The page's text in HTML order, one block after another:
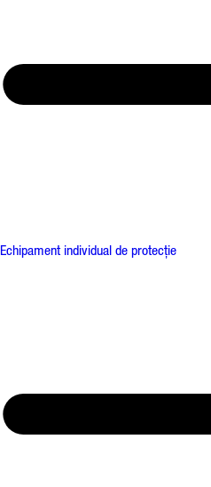
Echipament individual de protecție